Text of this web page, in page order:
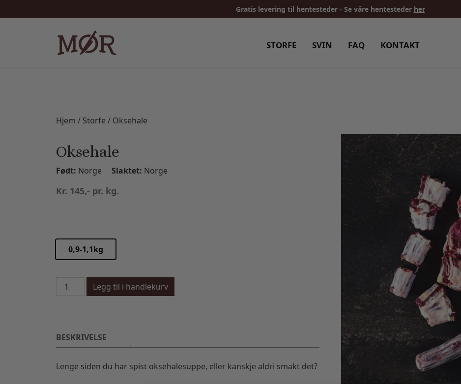
Gratis levering til hentesteder - Se våre hentesteder her
STORFE SVIN FAQ KONTAKT
Hjem / Storfe / Oksehale
Oksehale
Født: Norge Slaktet: Norge
Kr. 145,- pr. kg.
0,9-1,1kg
Oksehale antallLegg til i handlekurv
BESKRIVELSE
Lenge siden du har spist oksehalesuppe, eller kanskje aldri smakt det?